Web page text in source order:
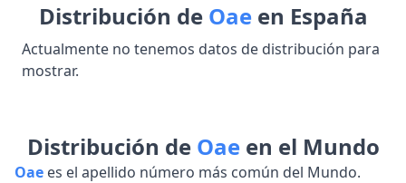
Distribución de Oaeen España
Actualmente no tenemos datos de distribución para
mostrar.
Distribución de Oaeen el Mundo
Oae es el apellido número más común del Mundo.